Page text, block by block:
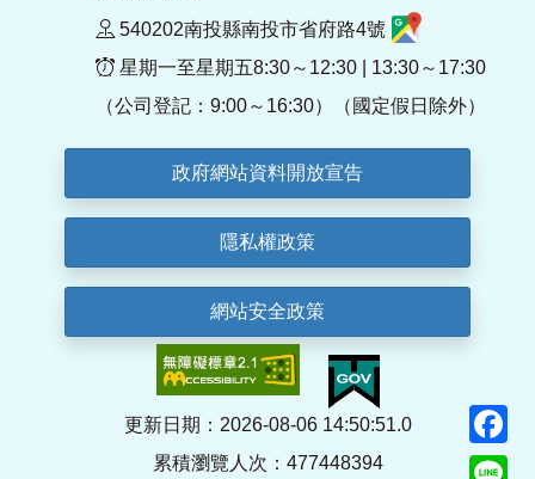
540202南投縣南投市省府路4號
星期一至星期五8:30～12:30 | 13:30～17:30
（公司登記：9:00～16:30）（國定假日除外）
政府網站資料開放宣告
隱私權政策
網站安全政策
更新日期：2026-08-06 14:50:51.0
累積瀏覽人次：477448394